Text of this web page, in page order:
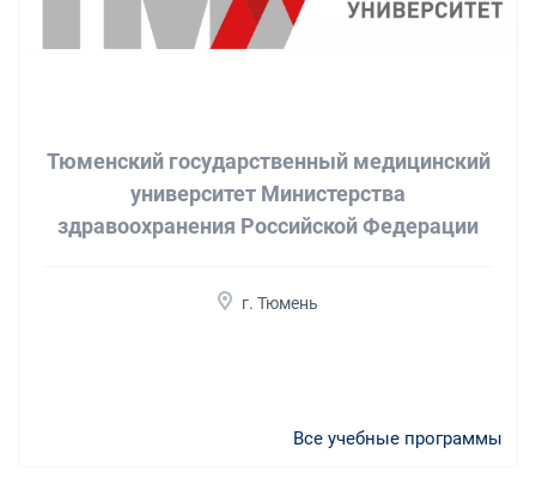
Тюменский государственный медицинский
университет Министерства
здравоохранения Российской Федерации
г. Тюмень
Все учебные программы